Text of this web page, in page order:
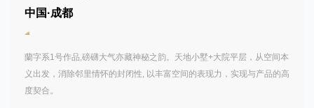
中国·成都
蘭字系1号作品,磅礴大气亦藏神秘之韵。天地小墅+大院平层，从空间本
义出发，消除邻里情怀的封闭性, 以丰富空间的表现力，实现与产品的高
度契合。